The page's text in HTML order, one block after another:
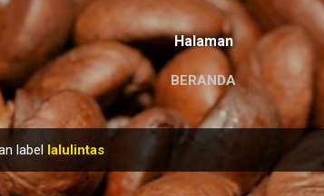
Halaman
BERANDA
label lalulintas